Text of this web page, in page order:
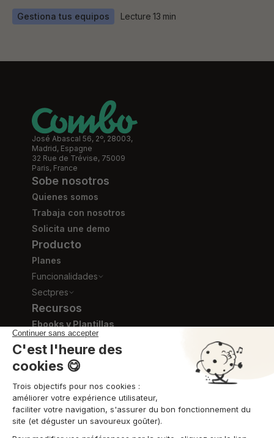
Gestiona tus equipos Lecture 13 min
José Abascal 56, 2º, 28003,
Madrid, Espagne
32 Rue de Trévise, 75009
Paris, France
Sobe nosotros
Quienes somos
Trabaja con nosotros
Solicita une demo
Producto
Planes
Funcionalidades
Sectpres
Recursos
Ebooks y Plantillas
Blog
Videos de formación
Centro de ayuda